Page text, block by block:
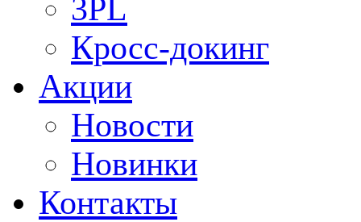
3PL
Кросс-докинг
Акции
Новости
Новинки
Контакты